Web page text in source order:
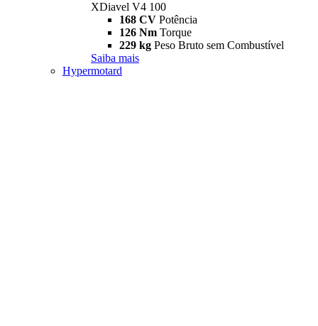
XDiavel V4 100
168 CV Potência
126 Nm Torque
229 kg Peso Bruto sem Combustível
Saiba mais
Hypermotard